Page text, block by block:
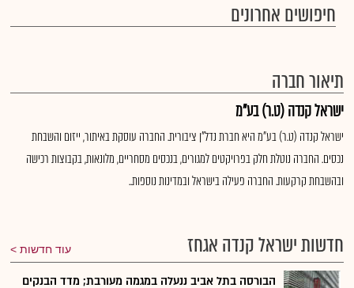
חיפושים אחרונים
תיאור חברה
ישראל קנדה (ט.ר) בע"מ
ישראל קנדה (ט.ר) בע"מ היא חברת נדל"ן ציבורית. החברה עוסקת באיתור, ייזום והשבחת
נכסים. החברה נוטלת חלק בפרויקטים למגורים, בנכסים מסחריים, מלונאות, בקבוצות רכישה
ובהשבחת קרקעות. החברה פעילה בישראל ובמדינות נוספות..
חדשות ישראל קנדה אגחז עוד חדשות
הבורסה בתל אביב ננעלה במגמה מעורבת; מדד הבנקים